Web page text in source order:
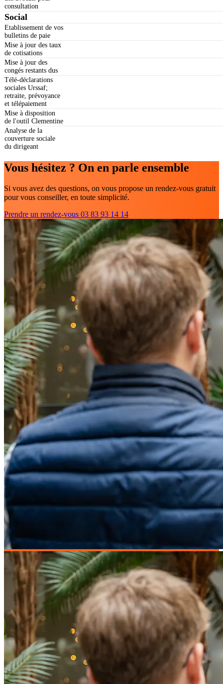
consultation
Social
Etablissement de vos
bulletins de paie
Mise à jour des taux
de cotisations
Mise à jour des
congés restants dus
Télé-déclarations
sociales Urssaf;
retraite, prévoyance
et télépaiement
Mise à disposition
de l'outil Clementine
Analyse de la
couverture sociale
du dirigeant
Vous hésitez ? On en parle ensemble
Si vous avez des questions, on vous propose un rendez-vous gratuit
pour vous conseiller, en toute simplicité.
Prendre un rendez-vous 03 83 93 14 14